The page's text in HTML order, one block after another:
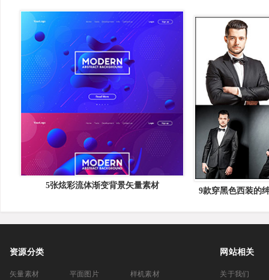
5张炫彩流体渐变背景矢量素材
9款穿黑色西装的
资源分类
矢量素材 平面图片 样机素材
网站相关
关于我们